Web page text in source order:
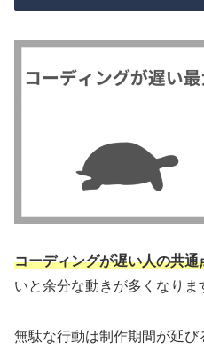
コーディングが遅い人の共通
いと余分な動きが多くなりま
無駄な行動は制作期間が延び